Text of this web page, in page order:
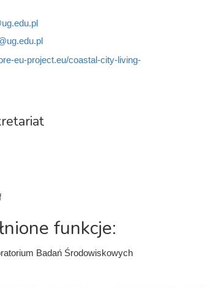
eu-project.eu/coastal-city-living-
funkcje:
Badań Środowiskowych